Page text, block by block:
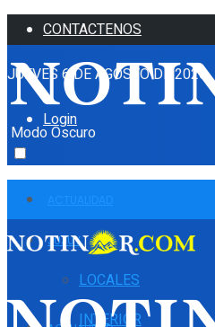
CONTACTENOS
JUEVES 6 DE AGOSTO DE 2026
Login
Modo Oscuro
JUJUY
LOCALES
INTERIOR